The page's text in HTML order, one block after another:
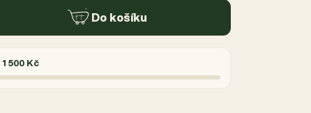
Do košíku
1 500 Kč